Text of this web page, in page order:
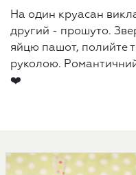
На один круасан
другий - прошуто.
яйцю пашот, полийте
руколою.
❤️